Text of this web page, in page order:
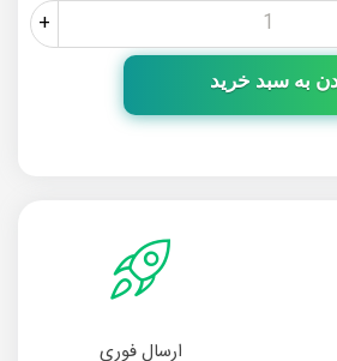
+
به سبد خرید
ارسال فوری